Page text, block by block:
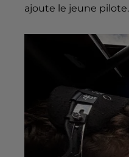
ajoute le jeune pilote.